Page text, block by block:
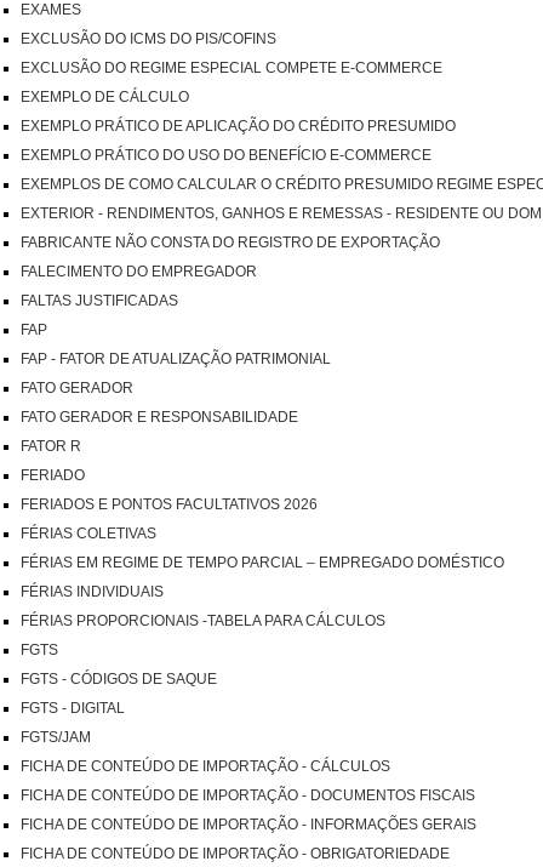
EXAMES
EXCLUSÃO DO ICMS DO PIS/COFINS
EXCLUSÃO DO REGIME ESPECIAL COMPETE E-COMMERCE
EXEMPLO DE CÁLCULO
EXEMPLO PRÁTICO DE APLICAÇÃO DO CRÉDITO PRESUMIDO
EXEMPLO PRÁTICO DO USO DO BENEFÍCIO E-COMMERCE
EXEMPLOS DE COMO CALCULAR O CRÉDITO PRESUMIDO REGIME
EXTERIOR - RENDIMENTOS, GANHOS E REMESSAS - RESIDENTE OU
FABRICANTE NÃO CONSTA DO REGISTRO DE EXPORTAÇÃO
FALECIMENTO DO EMPREGADOR
FALTAS JUSTIFICADAS
FAP
FAP - FATOR DE ATUALIZAÇÃO PATRIMONIAL
FATO GERADOR
FATO GERADOR E RESPONSABILIDADE
FATOR R
FERIADO
FERIADOS E PONTOS FACULTATIVOS 2026
FÉRIAS COLETIVAS
FÉRIAS EM REGIME DE TEMPO PARCIAL – EMPREGADO DOMÉSTICO
FÉRIAS INDIVIDUAIS
FÉRIAS PROPORCIONAIS -TABELA PARA CÁLCULOS
FGTS
FGTS - CÓDIGOS DE SAQUE
FGTS - DIGITAL
FGTS/JAM
FICHA DE CONTEÚDO DE IMPORTAÇÃO - CÁLCULOS
FICHA DE CONTEÚDO DE IMPORTAÇÃO - DOCUMENTOS FISCAIS
FICHA DE CONTEÚDO DE IMPORTAÇÃO - INFORMAÇÕES GERAIS
FICHA DE CONTEÚDO DE IMPORTAÇÃO - OBRIGATORIEDADE